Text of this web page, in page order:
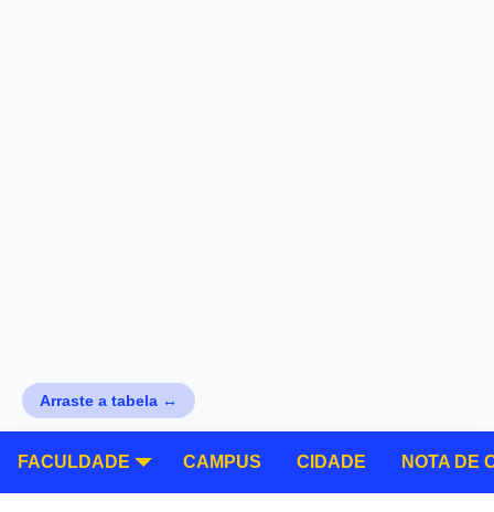
Arraste a tabela ↔
FACULDADE CAMPUS CIDADE NOTA DE